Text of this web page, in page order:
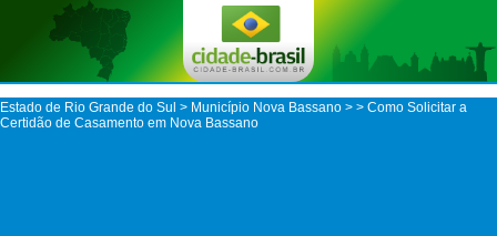
Estado de Rio Grande do Sul > Município Nova Bassano > > Como Solicitar a
Certidão de Casamento em Nova Bassano